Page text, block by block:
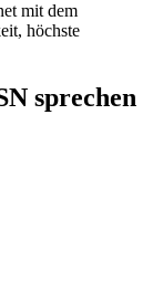
mit dem
höchste
sprechen